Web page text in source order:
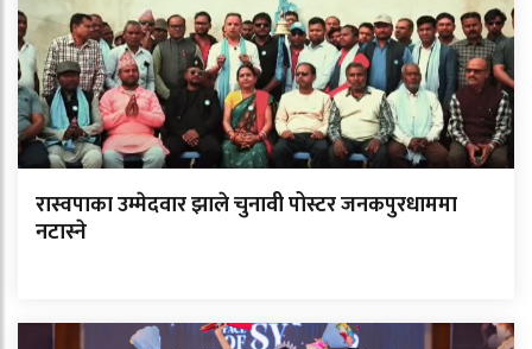
रास्वपाका उम्मेदवार झाले चुनावी पोस्टर जनकपुरधाममा
नटास्ने